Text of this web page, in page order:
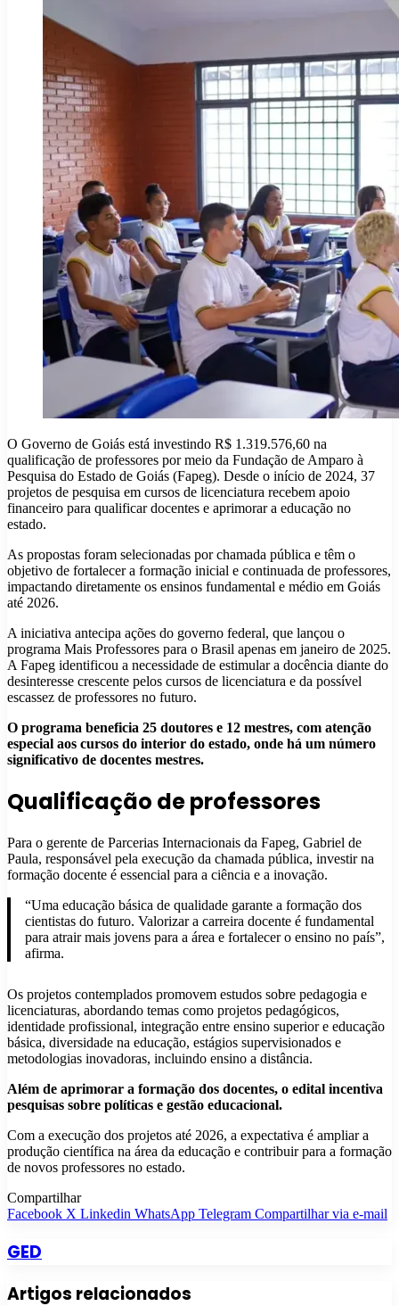
O Governo de Goiás está investindo R$ 1.319.576,60 na
qualificação de professores por meio da Fundação de Amparo à
Pesquisa do Estado de Goiás (Fapeg). Desde o início de 2024, 37
projetos de pesquisa em cursos de licenciatura recebem apoio
financeiro para qualificar docentes e aprimorar a educação no
estado.
As propostas foram selecionadas por chamada pública e têm o
objetivo de fortalecer a formação inicial e continuada de professores,
impactando diretamente os ensinos fundamental e médio em Goiás
até 2026.
A iniciativa antecipa ações do governo federal, que lançou o
programa Mais Professores para o Brasil apenas em janeiro de 2025.
A Fapeg identificou a necessidade de estimular a docência diante do
desinteresse crescente pelos cursos de licenciatura e da possível
escassez de professores no futuro.
O programa beneficia 25 doutores e 12 mestres, com atenção
especial aos cursos do interior do estado, onde há um número
significativo de docentes mestres.
Qualificação de professores
Para o gerente de Parcerias Internacionais da Fapeg, Gabriel de
Paula, responsável pela execução da chamada pública, investir na
formação docente é essencial para a ciência e a inovação.
“Uma educação básica de qualidade garante a formação dos
cientistas do futuro. Valorizar a carreira docente é fundamental
para atrair mais jovens para a área e fortalecer o ensino no país”,
afirma.
Os projetos contemplados promovem estudos sobre pedagogia e
licenciaturas, abordando temas como projetos pedagógicos,
identidade profissional, integração entre ensino superior e educação
básica, diversidade na educação, estágios supervisionados e
metodologias inovadoras, incluindo ensino a distância.
Além de aprimorar a formação dos docentes, o edital incentiva
pesquisas sobre políticas e gestão educacional.
Com a execução dos projetos até 2026, a expectativa é ampliar a
produção científica na área da educação e contribuir para a formação
de novos professores no estado.
Compartilhar
Facebook X Linkedin WhatsApp Telegram Compartilhar via e-mail
GED
Artigos relacionados